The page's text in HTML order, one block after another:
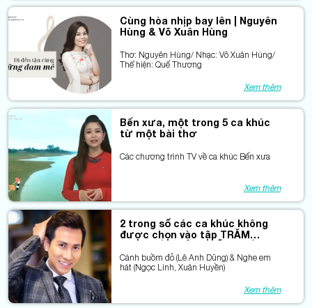
Cùng hòa nhịp bay lên | Nguyên
Hùng & Võ Xuân Hùng
Thơ: Nguyên Hùng/ Nhạc: Võ Xuân Hùng/
Thể hiện: Quế Thương
Xem thêm
Bến xưa, một trong 5 ca khúc
từ một bài thơ
Các chương trình TV về ca khúc Bến xưa
Xem thêm
2 trong số các ca khúc không
được chọn vào tập TRĂM
Cánh buồm đỏ (Lê Anh Dũng) & Nghe em
hát (Ngọc Linh, Xuân Huyền)
Xem thêm